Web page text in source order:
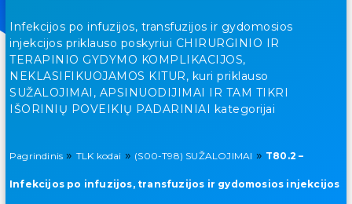
Infekcijos po infuzijos, transfuzijos ir gydomosios
injekcijos priklauso poskyriui CHIRURGINIO IR
TERAPINIO GYDYMO KOMPLIKACIJOS,
NEKLASIFIKUOJAMOS KITUR, kuri priklauso
SUŽALOJIMAI, APSINUODIJIMAI IR TAM TIKRI
IŠORINIŲ POVEIKIŲ PADARINIAI kategorijai
Pagrindinis » TLK kodai » (S00-T98) SUŽALOJIMAI » T80.2 –
Infekcijos po infuzijos, transfuzijos ir gydomosios injekcijos